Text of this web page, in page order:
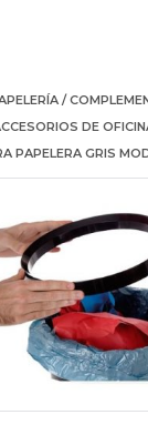
/
DE
PAPELERA GRIS